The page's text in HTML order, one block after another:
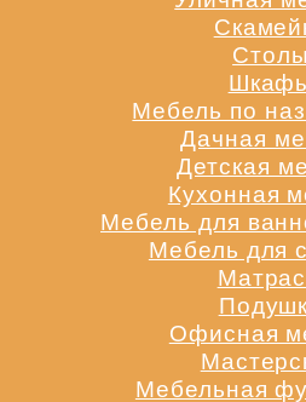
Столы
Мебель по
Дачная
Детская
Кухонная
Мебель для
Мебель для
Офисная
Мебельная